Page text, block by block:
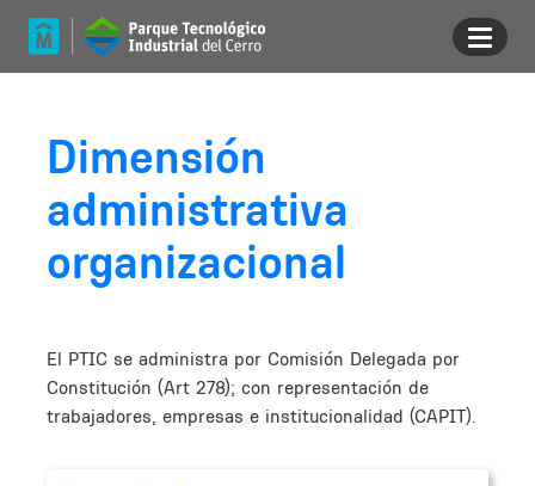
Pasar al contenido principal
Dimensión
administrativa
organizacional
El PTIC se administra por Comisión Delegada por
Constitución (Art 278); con representación de
trabajadores, empresas e institucionalidad (CAPIT).